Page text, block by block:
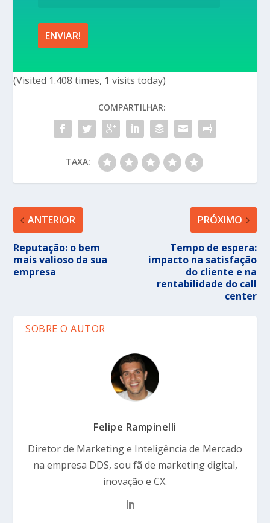
(Visited 1.408 times, 1 visits today)
COMPARTILHAR:
TAXA:
ANTERIOR
Reputação: o bem
mais valioso da sua
empresa
PRÓXIMO
Tempo de espera:
impacto na satisfação
do cliente e na
rentabilidade do call
center
SOBRE O AUTOR
Felipe Rampinelli
Diretor de Marketing e Inteligência de Mercado
na empresa DDS, sou fã de marketing digital,
inovação e CX.